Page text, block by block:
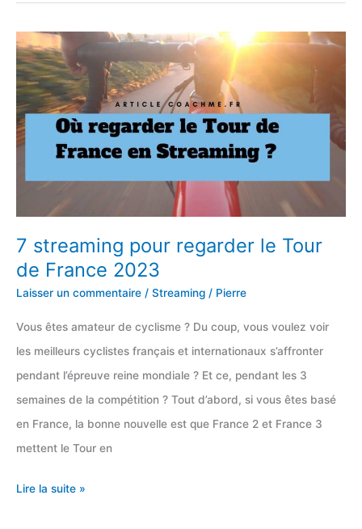
de
Roland-
Garros
2025
en
Direct
7 streaming pour regarder le Tour
de France 2023
Laisser un commentaire / Streaming / Pierre
Vous êtes amateur de cyclisme ? Du coup, vous voulez voir
les meilleurs cyclistes français et internationaux s’affronter
pendant l’épreuve reine mondiale ? Et ce, pendant les 3
semaines de la compétition ? Tout d’abord, si vous êtes basé
en France, la bonne nouvelle est que France 2 et France 3
mettent le Tour en
7
Lire la suite »